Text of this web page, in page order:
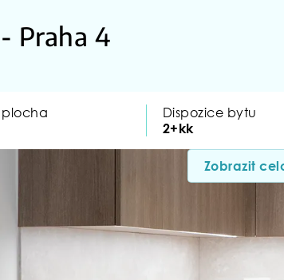
Praha 4
Dispozice bytu
2+kk
Zobrazit